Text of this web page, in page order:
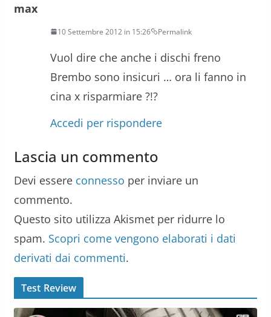
max
10 Settembre 2012 in 15:26 Permalink
Vuol dire che anche i dischi freno
Brembo sono insicuri … ora li fanno in
cina x risparmiare ?!?
Accedi per rispondere
Lascia un commento
Devi essere connesso per inviare un
commento.
Questo sito utilizza Akismet per ridurre lo
spam. Scopri come vengono elaborati i dati
derivati dai commenti.
Test Review